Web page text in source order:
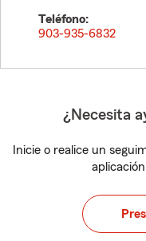
Teléfono:
903-935-6832
¿Necesita
Inicie o realice un